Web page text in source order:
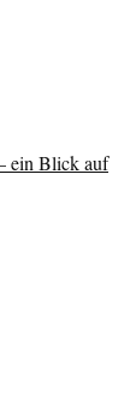
ein Blick auf